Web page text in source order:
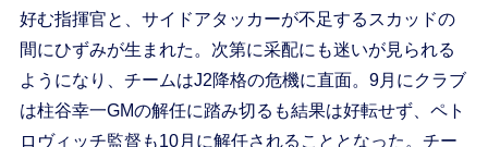
好む指揮官と、サイドアタッカーが不足するスカッドの
間にひずみが生まれた。次第に采配にも迷いが見られる
ようになり、チームはJ2降格の危機に直面。9月にクラブ
は柱谷幸一GMの解任に踏み切るも結果は好転せず、ペト
ロヴィッチ監督も10月に解任されることとなった。チー